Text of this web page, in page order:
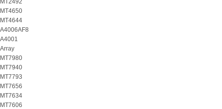
MT2492
MT4650
MT4644
A4006AF8
A4001
Array
MT7980
MT7940
MT7793
MT7656
MT7634
MT7606